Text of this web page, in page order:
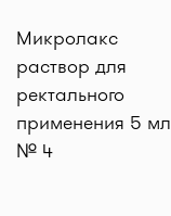
Микролакс
раствор для
ректального
применения 5 мл
№ 4